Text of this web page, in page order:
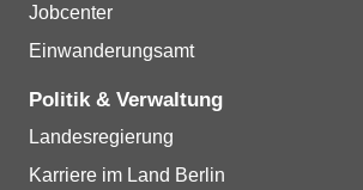
Jobcenter
Einwanderungsamt
Politik & Verwaltung
Landesregierung
Karriere im Land Berlin